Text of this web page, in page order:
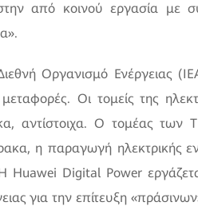
από κοινού εργασία με
Οργανισμό Ενέργειας
μεταφορές. Οι τομείς της
αντίστοιχα. Ο τομέας των
η παραγωγή ηλεκτρικής
Η Huawei Digital Power
για την επίτευξη